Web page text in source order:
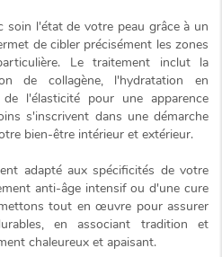
soin l'état de votre peau grâce à un
de cibler précisément les zones
Le traitement inclut la
de collagène, l'hydratation en
l'élasticité pour une apparence
s'inscrivent dans une démarche
bien-être intérieur et extérieur.
adapté aux spécificités de votre
anti-âge intensif ou d'une cure
tout en œuvre pour assurer
en associant tradition et
chaleureux et apaisant.